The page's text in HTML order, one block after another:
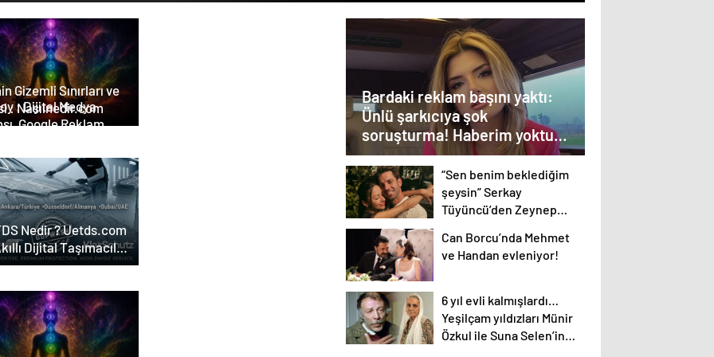
Gizemli Sınırları ve
: Nasılnedir.com
Medya
Google Reklam
Ajansı
Nedir ? Uetds.com
Dijital Taşımacılık
Bardaki reklam başını yaktı:
Ünlü şarkıcıya şok
soruşturma! Haberim yoktu…
“Sen benim beklediğim
şeysin” Serkay
Tüyüncü’den Zeynep
kutlaması!
Can Borcu’nda Mehmet
ve Handan evleniyor!
6 yıl evli kalmışlardı…
Yeşilçam yıldızları Münir
Özkul ile Suna Selen’in